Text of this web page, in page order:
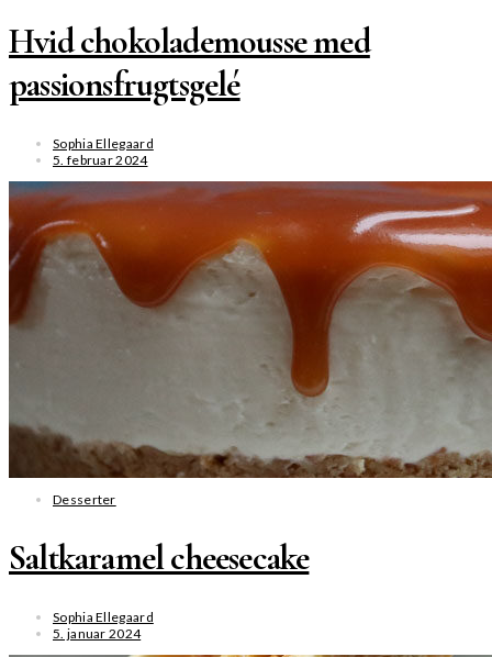
Hvid chokolademousse med
passionsfrugtsgelé
Sophia Ellegaard
5. februar 2024
SE MERE
Desserter
Saltkaramel cheesecake
Sophia Ellegaard
5. januar 2024